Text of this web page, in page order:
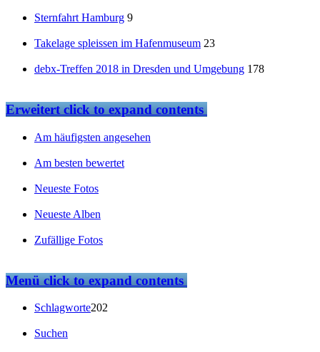
Sternfahrt Hamburg 9
Takelage spleissen im Hafenmuseum 23
debx-Treffen 2018 in Dresden und Umgebung 178
Erweitertclick to expand contents
Am häufigsten angesehen
Am besten bewertet
Neueste Fotos
Neueste Alben
Zufällige Fotos
Menüclick to expand contents
Schlagworte202
Suchen